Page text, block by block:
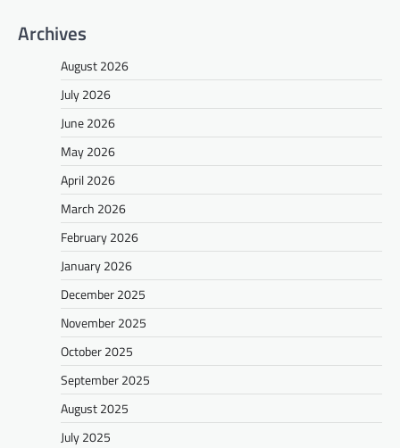
Archives
August 2026
July 2026
June 2026
May 2026
April 2026
March 2026
February 2026
January 2026
December 2025
November 2025
October 2025
September 2025
August 2025
July 2025